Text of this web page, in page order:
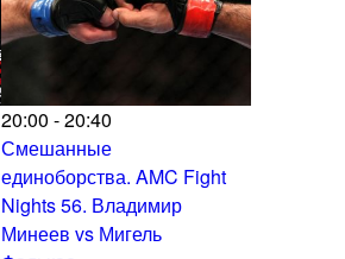
20:00 - 20:40
Смешанные
единоборства. AMC Fight
Nights 56. Владимир
Минеев vs Мигель